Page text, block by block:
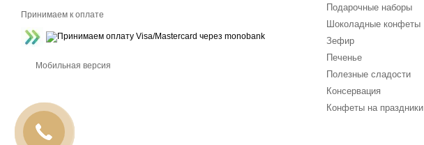
Принимаем к оплате
Мобильная версия
Подарочные наборы
Шоколадные конфеты
Зефир
Печенье
Полезные сладости
Консервация
Конфеты на праздники